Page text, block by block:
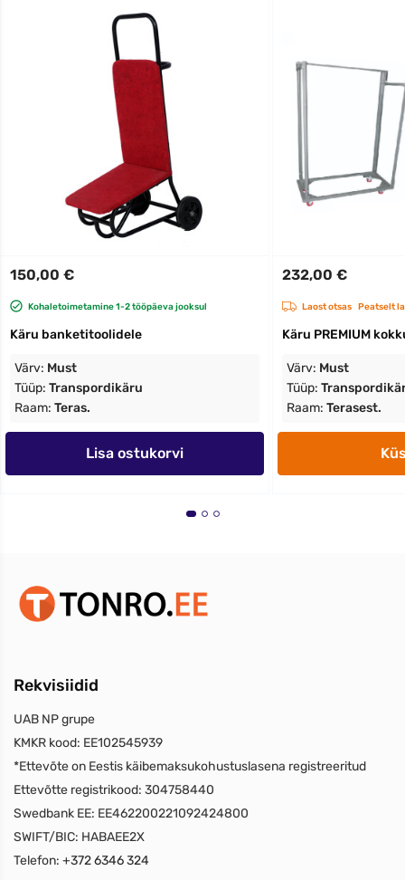
150,00 €
Kohaletoimetamine 1-2 tööpäeva jooksul
Käru banketitoolidele
Värv: Must
Tüüp: Transpordikäru
Raam: Teras.
Lisa ostukorvi
232,00 €
Laost otsas Peatselt
Käru PREMIUM
Värv: Must
Tüüp:
Raam: Terasest.
Rekvisiidid
UAB NP grupe
KMKR kood: EE102545939
*Ettevõte on Eestis käibemaksukohustuslasena registreeritud
Ettevõtte registrikood: 304758440
Swedbank EE: EE462200221092424800
SWIFT/BIC: HABAEE2X
Telefon: +372 6346 324